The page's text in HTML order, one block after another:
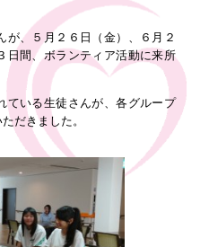
が、５月２６日（金）、６月２
日間、ボランティア活動に来所
ている生徒さんが、各グループ
だきました。